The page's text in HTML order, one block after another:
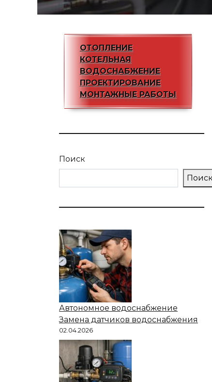
ОТОПЛЕНИЕ
КОТЕЛЬНАЯ
ВОДОСНАБЖЕНИЕ
ПРОЕКТИРОВАНИЕ
МОНТАЖНЫЕ РАБОТЫ
Поиск
Поиск
Автономное водоснабжение
Замена датчиков водоснабжения
02.04.2026